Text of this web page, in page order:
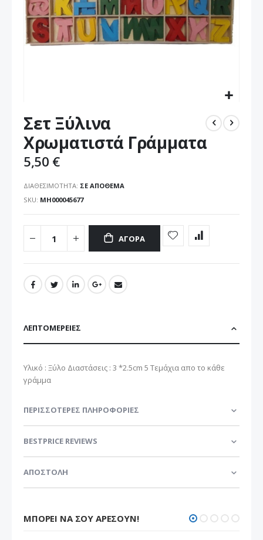
στην
αρχή
της
συλλογής
εικόνων
Σετ Ξύλινα
Χρωματιστά Γράμματα
5,50 €
ΔΙΑΘΕΣΙΜΌΤΗΤΑ: ΣΕ ΑΠΌΘΕΜΑ
SKU MH000045677
ΑΓΟΡΆ
ΛΕΠΤΟΜΈΡΕΙΕΣ
Υλικό : Ξύλο Διαστάσεις : 3 *2.5cm 5 Τεμάχια απο το κάθε
γράμμα
ΠΕΡΙΣΣΌΤΕΡΕΣ ΠΛΗΡΟΦΟΡΊΕΣ
BESTPRICE REVIEWS
ΑΠΟΣΤΟΛΗ
ΜΠΟΡΕΊ ΝΑ ΣΟΥ ΑΡΈΣΟΥΝ!